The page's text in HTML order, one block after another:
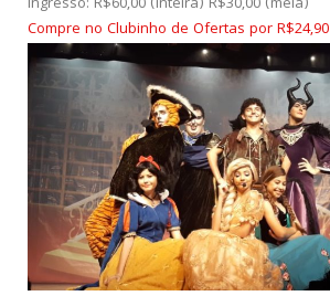
Compre no Clubinho de Ofertas por R$24,90